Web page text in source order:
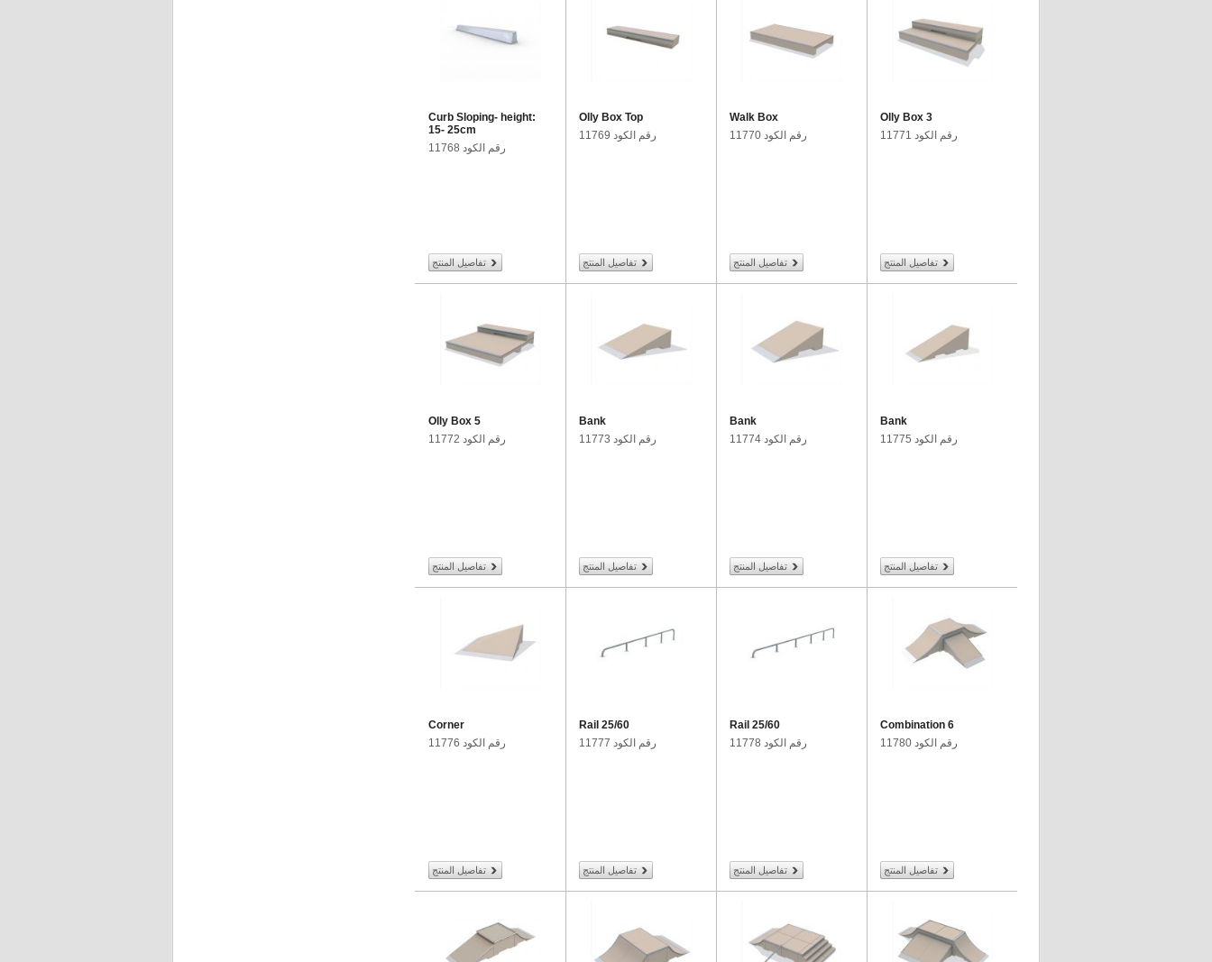
Curb Sloping- height:
15- 25cm
رقم الكود 11768
تفاصيل المنتج
Olly Box Top
رقم الكود 11769
تفاصيل المنتج
Walk Box
رقم الكود 11770
تفاصيل المنتج
Olly Box 3
رقم الكود 11771
تفاصيل المنتج
Olly Box 5
رقم الكود 11772
تفاصيل المنتج
Bank
رقم الكود 11773
تفاصيل المنتج
Bank
رقم الكود 11774
تفاصيل المنتج
Bank
رقم الكود 11775
تفاصيل المنتج
Corner
رقم الكود 11776
تفاصيل المنتج
Rail 25/60
رقم الكود 11777
تفاصيل المنتج
Rail 25/60
رقم الكود 11778
تفاصيل المنتج
Combination 6
رقم الكود 11780
تفاصيل المنتج